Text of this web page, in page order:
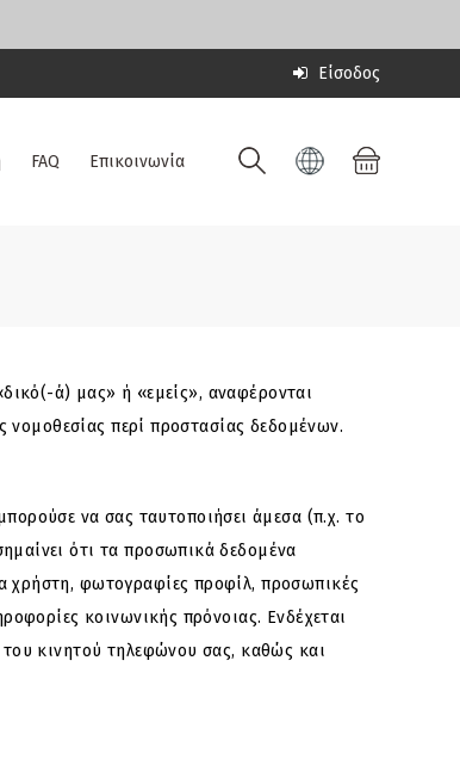
Είσοδος
FAQ Επικοινωνία
ά) μας» ή «εμείς», αναφέρονται
νομοθεσίας περί προστασίας δεδομένων.
να σας ταυτοποιήσει άμεσα (π.χ. το
ότι τα προσωπικά δεδομένα
χρήστη, φωτογραφίες προφίλ, προσωπικές
κοινωνικής πρόνοιας. Ενδέχεται
του κινητού τηλεφώνου σας, καθώς και